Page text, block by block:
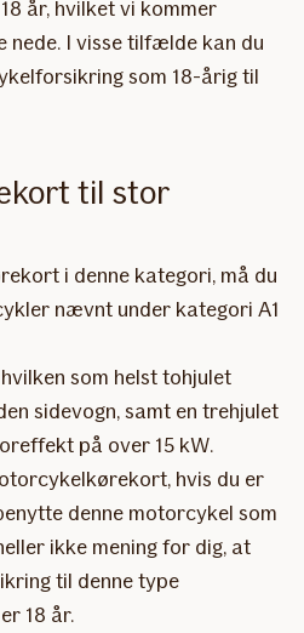
år, hvilket vi kommer
I visse tilfælde kan du
som 18-årig til
til stor
i denne kategori, må du
nævnt under kategori A1
som helst tohjulet
sidevogn, samt en trehjulet
på over 15 kW.
hvis du er
denne motorcykel som
ikke mening for dig, at
til denne type
18 år.